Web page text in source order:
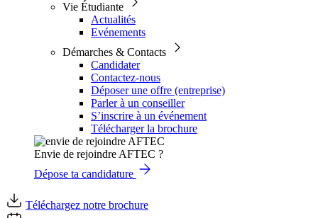
Vie Étudiante
Actualités
Evénements
Démarches & Contacts
Candidater
Contactez-nous
Déposer une offre (entreprise)
Parler à un conseiller
S’inscrire à un événement
Télécharger la brochure
Envie de rejoindre AFTEC ?
Dépose ta candidature
Téléchargez notre brochure